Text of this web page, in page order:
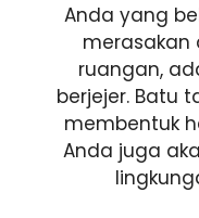
Anda yang
merasakan
ruangan,
berjejer. Batu
membentuk
Anda juga